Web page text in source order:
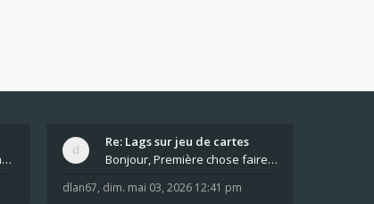
Pour moi pas de lag avec comme navigateur Chrome
Re: Lags sur jeu de cartes
Bonjour, Première chose faire un arrêt complet de
dlan67, dim. mai 03, 2026 12:41 pm